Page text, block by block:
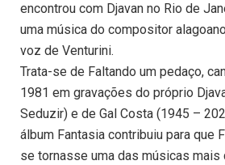
encontrou com Djavan no Rio de
uma música do compositor
voz de Venturini.
Trata-se de Faltando um pedaço,
1981 em gravações do próprio
Seduzir) e de Gal Costa (1945 –
álbum Fantasia contribuiu para que
se tornasse uma das músicas mais